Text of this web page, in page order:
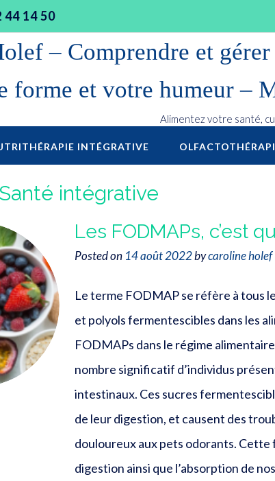
14 50
– Comprendre et
forme et votre humeur –
Alimentez votre santé,
INTÉGRATIVE
Santé intégrative
Les FODMAPs, c’est
Posted on 14 août 2022bycaroline holef
Le terme FODMAP se réfère à tous
et polyols fermentescibles dans les
FODMAPs dans le régime
nombre significatif d’individus
intestinaux. Ces sucres
de leur digestion, et causent des
douloureux aux pets odorants.
digestion ainsi que l’absorption de